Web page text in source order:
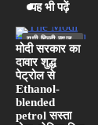
3
4
यह भी पढ़ें
यूपी हिन्दी न्यूज
स्पेशल
मोदी सरकार का
दावार शुद्ध
पेट्रोल से
Ethanol-
blended
petrol सस्ता